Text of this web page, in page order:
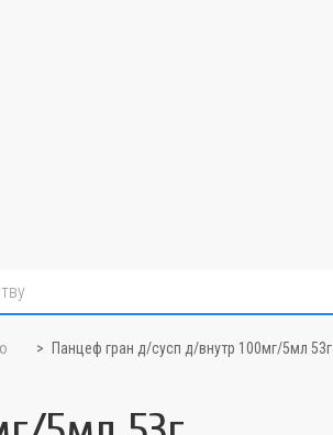
Панцеф гран д/сусп д/внутр 100мг/5мл 53г